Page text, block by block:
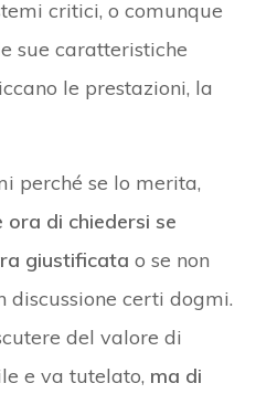
critici, o comunque
sue caratteristiche
le prestazioni, la
perché se lo merita,
ora di chiedersi se
giustificata o se non
certi dogmi.
del valore di
e va tutelato, ma di